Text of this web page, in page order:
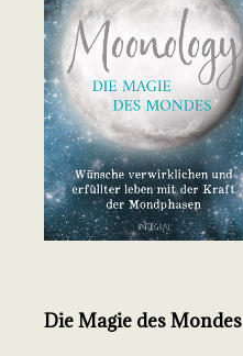
Die Magie des Mondes